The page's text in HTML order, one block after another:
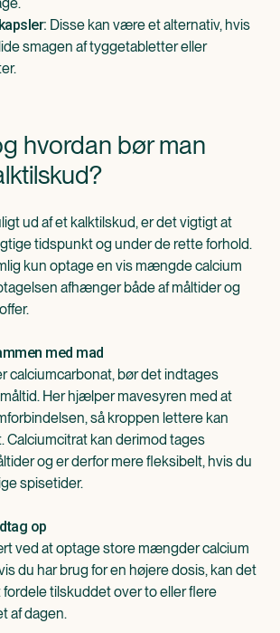
Disse kan være et alternativ, hvis
smagen af tyggetabletter eller
hvordan bør man
ud af et kalktilskud, er det vigtigt at
tidspunkt og under de rette forhold.
kun optage en vis mængde calcium
afhænger både af måltider og
med mad
calciumcarbonat, bør det indtages
Her hjælper mavesyren med at
så kroppen lettere kan
Calciumcitrat kan derimod tages
og er derfor mere fleksibelt, hvis du
spisetider.
op
ved at optage store mængder calcium
du har brug for en højere dosis, kan det
tilskuddet over to eller flere
af dagen.